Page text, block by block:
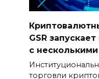
GSR
с
торговли